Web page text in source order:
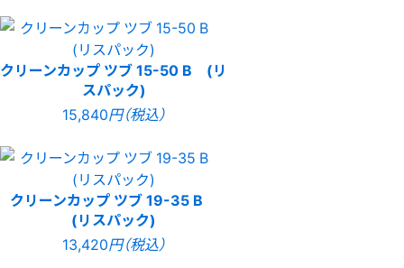
クリーンカップ ツブ 15-50 B (リ
スパック)
15,840円（税込）
クリーンカップ ツブ 19-35 B
(リスパック)
13,420円（税込）